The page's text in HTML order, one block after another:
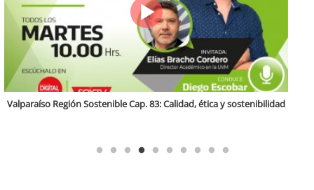
Región Sostenible Cap 60: Economía circular y desarrollo regional